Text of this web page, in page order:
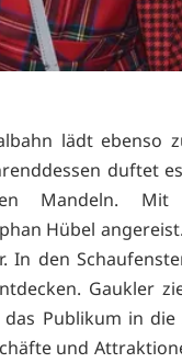
lädt ebenso
duftet
Mandeln. Mit
Hübel
In den
Gaukler
Publikum in die
und